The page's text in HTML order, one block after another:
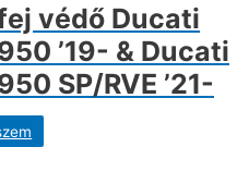
védő Ducati
’19- & Ducati
SP/RVE ’21-